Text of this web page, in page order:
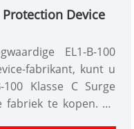
Protection Device
EL1-B-100
fabrikant, kunt u
Klasse C Surge
te kopen. En